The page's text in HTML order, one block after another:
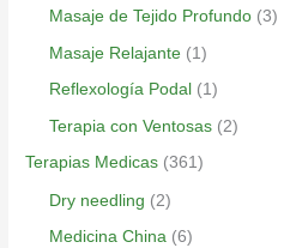
Masaje de Tejido Profundo (3)
Masaje Relajante (1)
Reflexología Podal (1)
Terapia con Ventosas (2)
Terapias Medicas (361)
Dry needling (2)
Medicina China (6)